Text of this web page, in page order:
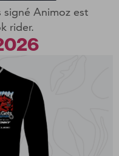
signé Animoz est
rider.